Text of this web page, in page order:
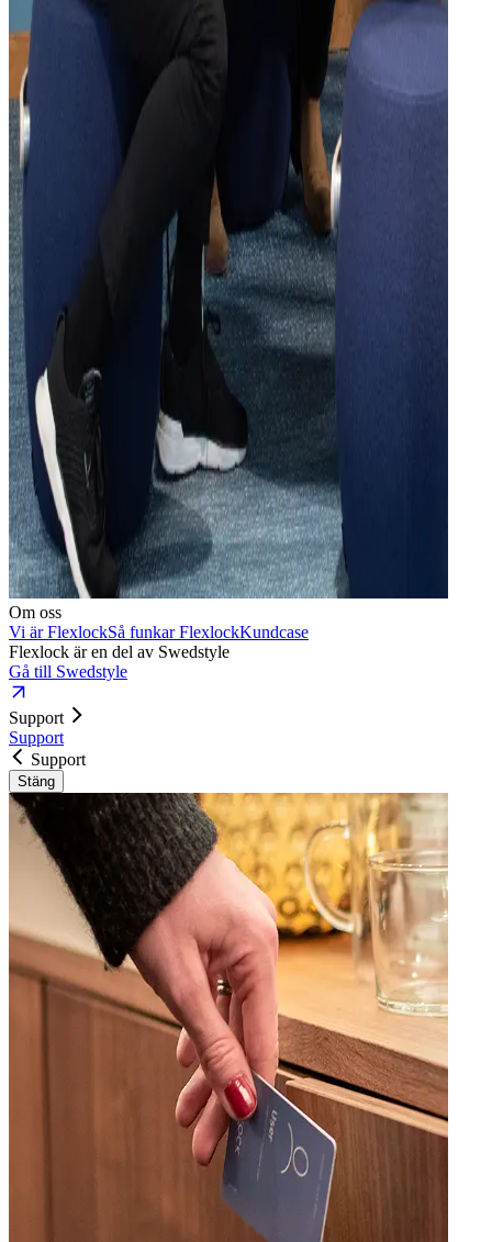
Om oss
Vi är FlexlockSå funkar FlexlockKundcase
Flexlock är en del av Swedstyle
Gå till Swedstyle
Support
Support
Support
Stäng